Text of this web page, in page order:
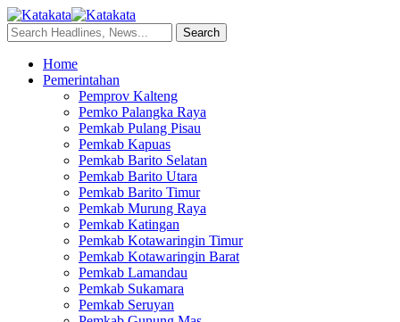
Home
Pemerintahan
Pemprov Kalteng
Pemko Palangka Raya
Pemkab Pulang Pisau
Pemkab Kapuas
Pemkab Barito Selatan
Pemkab Barito Utara
Pemkab Barito Timur
Pemkab Murung Raya
Pemkab Katingan
Pemkab Kotawaringin Timur
Pemkab Kotawaringin Barat
Pemkab Lamandau
Pemkab Sukamara
Pemkab Seruyan